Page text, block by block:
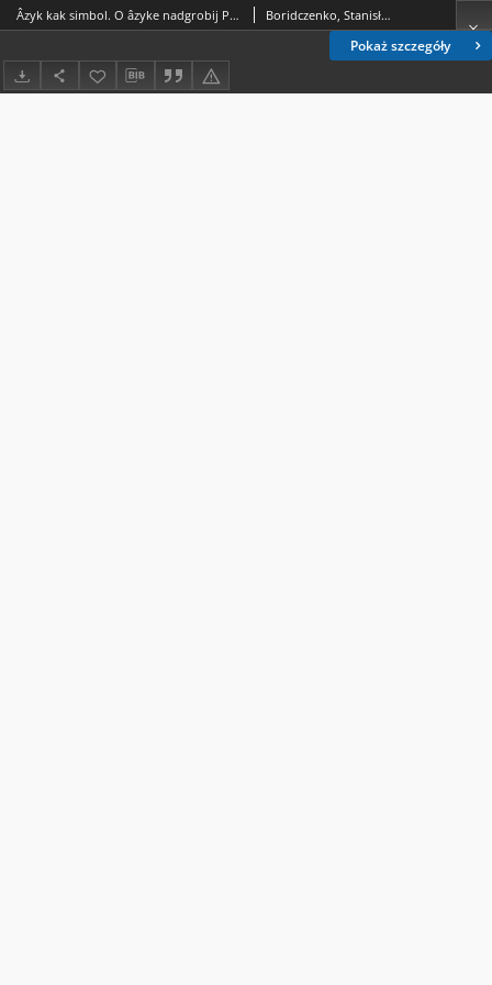
Pokaż szczegóły
Âzyk kak simbol. O âzyke nadgrobij Pružanskogo nekropolâ Boridczenko, Stanisław